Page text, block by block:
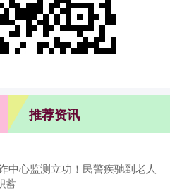
推荐资讯
中心监测立功！民警疾驰到老人
蓄